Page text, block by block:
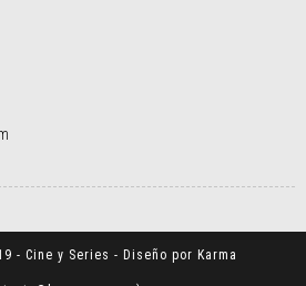
- Cine y Series - Diseño por Karma